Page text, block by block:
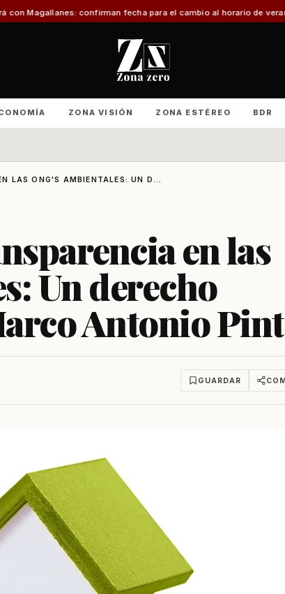
fecha para el cambio al horario de verano Con foco en
ZONA VISIÓN ZONA ESTÉREO BDR
LAS ONG'S AMBIENTALES: UN D...
en las
Un derecho
Antonio
GUARDAR